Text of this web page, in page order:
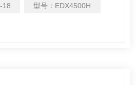
发效果，利用XRF技术可对高含
元素进行准确分析，在冶炼过程
18 型号： EDX4500H